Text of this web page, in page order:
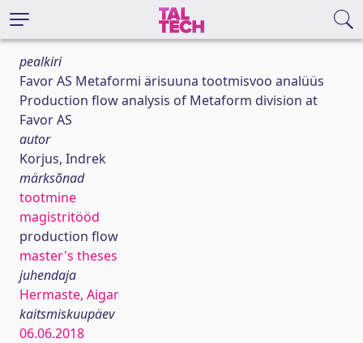
pealkiri
Favor AS Metaformi ärisuuna tootmisvoo analüüs
Production flow analysis of Metaform division at
Favor AS
autor
Korjus, Indrek
märksõnad
tootmine
magistritööd
production flow
master's theses
juhendaja
Hermaste, Aigar
kaitsmiskuupäev
06.06.2018